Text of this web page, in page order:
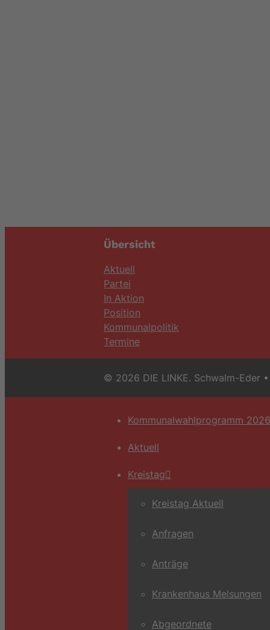
Übersicht
Aktuell
Partei
In Aktion
Position
Kommunalpolitik
Termine
© 2026 DIE LINKE. Schwalm-Eder
Kommunalwahlprogramm 2026
Aktuell
Kreistag
Kreistag Aktuell
Anfragen
Anträge
Krankenhaus Melsungen
Abgeordnete